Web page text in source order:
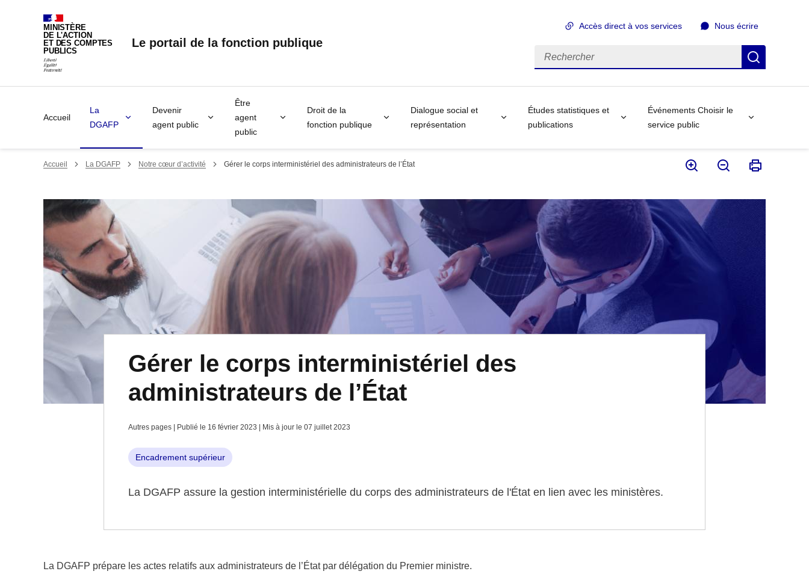
MINISTÈRE
DE L'ACTION
ET DES COMPTES
PUBLICS
Le portail de la fonction publique
Accès direct à vos services Nous écrire
Rechercher
Accueil
La
DGAFP
Devenir
agent public
Être
agent
public
Droit de la
fonction publique
Dialogue social et
représentation
Études statistiques et
publications
Événements Choisir le
service public
Accueil La DGAFP Notre cœur d’activité Gérer le corps interministériel des administrateurs de l’État
Gérer le corps interministériel des
administrateurs de l’État
Autres pages | Publié le 16 février 2023 | Mis à jour le 07 juillet 2023
Encadrement supérieur
La DGAFP assure la gestion interministérielle du corps des administrateurs de l'État en lien avec les ministères.
La DGAFP prépare les actes relatifs aux administrateurs de l’État par délégation du Premier ministre.